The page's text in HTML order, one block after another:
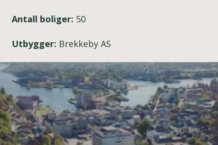
Antall boliger: 50
Utbygger: Brekkeby AS